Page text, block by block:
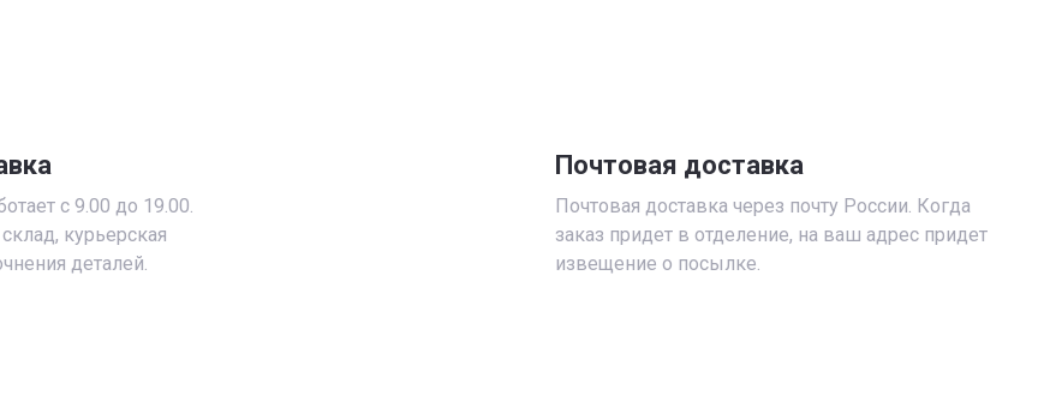
с 9.00 до 19.00.
курьерская
деталей.
Почтовая доставка
Почтовая доставка через почту России. Когда
заказ придет в отделение, на ваш адрес придет
извещение о посылке.